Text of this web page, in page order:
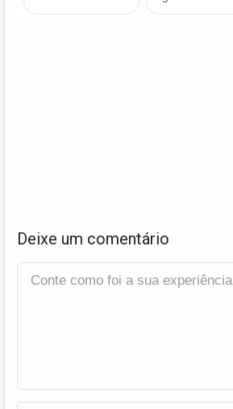
Deixe um comentário